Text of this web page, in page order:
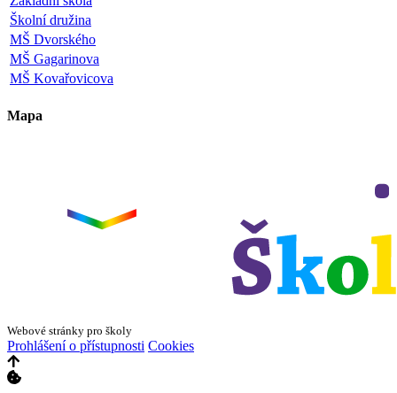
Školní družina
MŠ Dvorského
MŠ Gagarinova
MŠ Kovařovicova
Mapa
Webové stránky pro školy
Prohlášení o přístupnosti Cookies